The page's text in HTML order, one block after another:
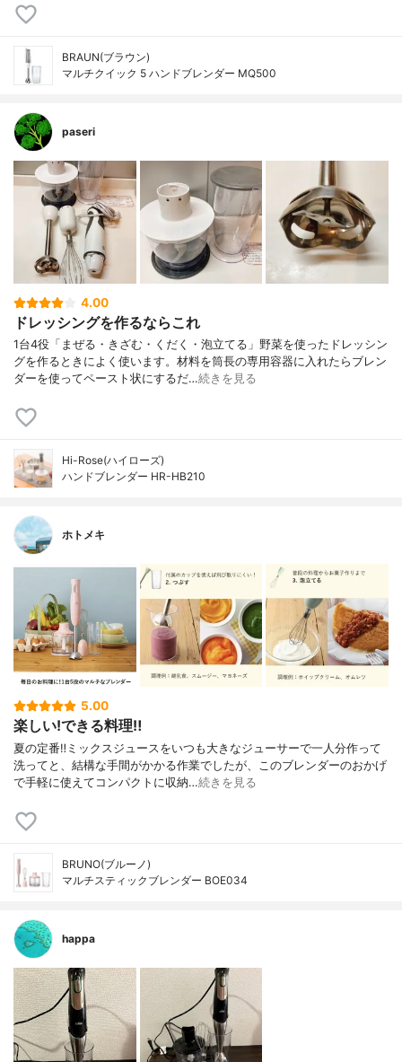
BRAUN(ブラウン)
マルチクイック 5 ハンドブレンダー MQ500
paseri
4.00
ドレッシングを作るならこれ
1台4役「まぜる・きざむ・くだく・泡立てる」野菜を使ったドレッシン
グを作るときによく使います。材料を筒長の専用容器に入れたらブレン
ダーを使ってペースト状にするだ…続きを見る
Hi-Rose(ハイローズ)
ハンドブレンダー HR-HB210
ホトメキ
5.00
楽しい!できる料理‼︎
夏の定番‼︎ミックスジュースをいつも大きなジューサーで一人分作って
洗ってと、結構な手間がかかる作業でしたが、このブレンダーのおかげ
で手軽に使えてコンパクトに収納…続きを見る
BRUNO(ブルーノ)
マルチスティックブレンダー BOE034
happa